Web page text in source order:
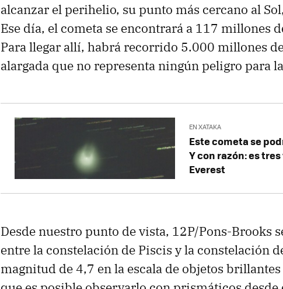
alcanzar el perihelio, su punto más cercano al
Ese día, el cometa se encontrará a 117 millones
Para llegar allí, habrá recorrido 5.000 millones
alargada que no representa ningún peligro para
EN XATAKA
Este cometa se
Y con razón: es
Everest
Desde nuestro punto de vista, 12P/Pons-Brooks
entre la constelación de Piscis y la constelación
magnitud de 4,7 en la escala de objetos